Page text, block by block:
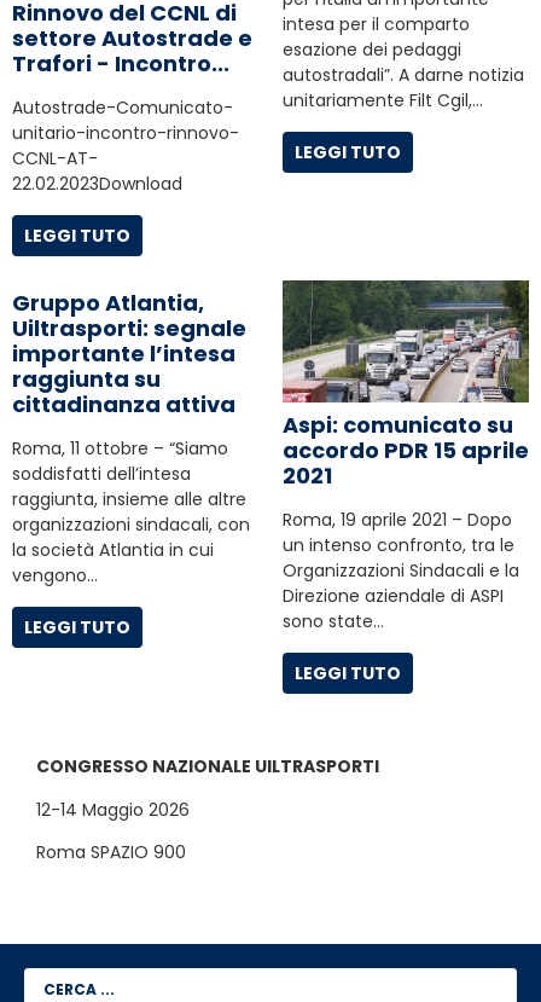
Rinnovo del CCNL di
settore Autostrade e
Trafori - Incontro...
Autostrade-Comunicato-
unitario-incontro-rinnovo-
CCNL-AT-
22.02.2023Download
LEGGI TUTO
intesa per il comparto
esazione dei pedaggi
autostradali”. A darne notizia
unitariamente Filt Cgil,…
LEGGI TUTO
Gruppo Atlantia,
Uiltrasporti: segnale
importante l’intesa
raggiunta su
cittadinanza attiva
Roma, 11 ottobre – “Siamo
soddisfatti dell’intesa
raggiunta, insieme alle altre
organizzazioni sindacali, con
la società Atlantia in cui
vengono…
LEGGI TUTO
Aspi: comunicato su
accordo PDR 15 aprile
2021
Roma, 19 aprile 2021 – Dopo
un intenso confronto, tra le
Organizzazioni Sindacali e la
Direzione aziendale di ASPI
sono state…
LEGGI TUTO
CONGRESSO NAZIONALE UILTRASPORTI
12-14 Maggio 2026
Roma SPAZIO 900